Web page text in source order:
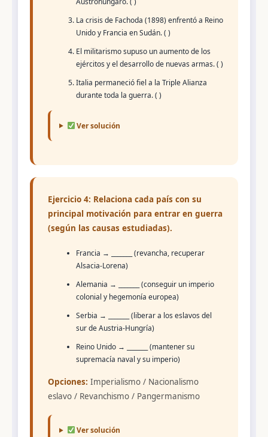
La crisis de Fachoda (1898) enfrentó a Reino
Unido y Francia en Sudán. ( )
El militarismo supuso un aumento de los
ejércitos y el desarrollo de nuevas armas. ( )
Italia permaneció fiel a la Triple Alianza
durante toda la guerra. ( )
Ver solución
Ejercicio 4: Relaciona cada país con su
principal motivación para entrar en guerra
(según las causas estudiadas).
Francia → _______ (revancha, recuperar
Alsacia-Lorena)
Alemania → _______ (conseguir un imperio
colonial y hegemonía europea)
Serbia → _______ (liberar a los eslavos del
sur de Austria-Hungría)
Reino Unido → _______ (mantener su
supremacía naval y su imperio)
Opciones: Imperialismo / Nacionalismo
eslavo / Revanchismo / Pangermanismo
Ver solución